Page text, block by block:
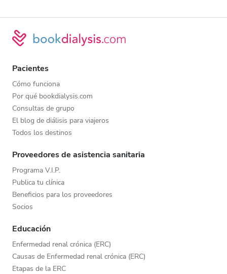
Pacientes
Cómo funciona
Por qué bookdialysis.com
Consultas de grupo
El blog de diálisis para viajeros
Todos los destinos
Proveedores de asistencia sanitaria
Programa V.I.P.
Publica tu clínica
Beneficios para los proveedores
Socios
Educación
Enfermedad renal crónica (ERC)
Causas de Enfermedad renal crónica (ERC)
Etapas de la ERC